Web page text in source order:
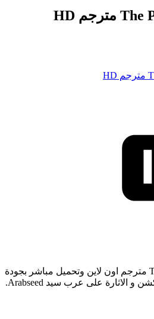
شاهد فيلم The Pyramid 2014 مترجم اون لاين وتحميل مباشر بجودة